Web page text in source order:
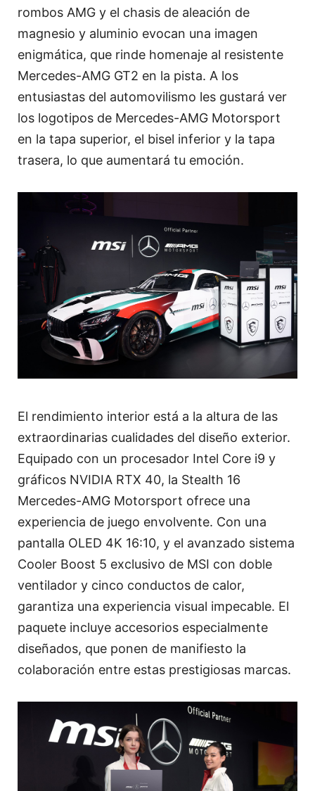
rombos AMG y el chasis de aleación de
magnesio y aluminio evocan una imagen
enigmática, que rinde homenaje al resistente
Mercedes-AMG GT2 en la pista. A los
entusiastas del automovilismo les gustará ver
los logotipos de Mercedes-AMG Motorsport
en la tapa superior, el bisel inferior y la tapa
trasera, lo que aumentará tu emoción.
El rendimiento interior está a la altura de las
extraordinarias cualidades del diseño exterior.
Equipado con un procesador Intel Core i9 y
gráficos NVIDIA RTX 40, la Stealth 16
Mercedes-AMG Motorsport ofrece una
experiencia de juego envolvente. Con una
pantalla OLED 4K 16:10, y el avanzado sistema
Cooler Boost 5 exclusivo de MSI con doble
ventilador y cinco conductos de calor,
garantiza una experiencia visual impecable. El
paquete incluye accesorios especialmente
diseñados, que ponen de manifiesto la
colaboración entre estas prestigiosas marcas.